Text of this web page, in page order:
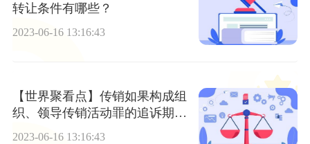
转让条件有哪些？
2023-06-16 13:16:43
【世界聚看点】传销如果构成组
织、领导传销活动罪的追诉期是
五年吗？
2023-06-16 13:16:43